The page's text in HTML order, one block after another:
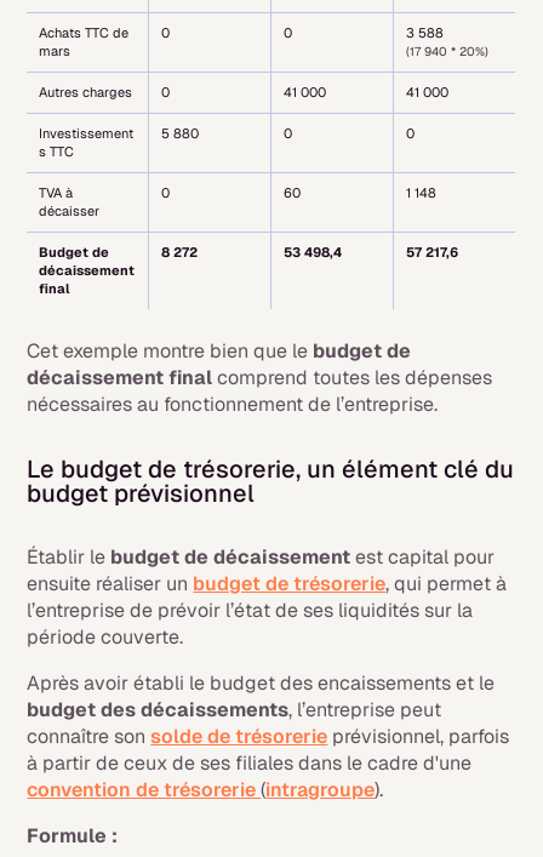
Achats TTC de
mars
0 0 3 588
(17 940 * 20%)
Autres charges 0 41 000 41 000
Investissement
s TTC
5 880 0 0
TVA à
décaisser
0 60 1 148
Budget de
décaissement
final
8 272 53 498,4 57 217,6
Cet exemple montre bien que le budget de
décaissement finalcomprend toutes les dépenses
nécessaires au fonctionnement de l’entreprise.
Le budget de trésorerie, un élément clé du
budget prévisionnel
Établir le budget de décaissementest capital pour
ensuite réaliser un budget de trésorerie, qui permet à
l’entreprise de prévoir l’état de ses liquidités sur la
période couverte.
Après avoir établi le budget des encaissements et le
budget des décaissements, l’entreprise peut
connaître sonsolde de trésorerie prévisionnel, parfois
à partir de ceux de ses filiales dans le cadre d'une
convention de trésorerie(intragroupe).
Formule :